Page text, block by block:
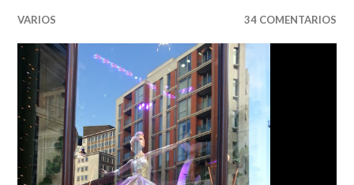
VARIOS 34 COMENTARIOS